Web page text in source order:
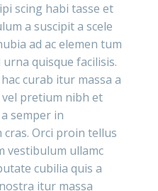
scing habi tasse et
a suscipit a scele
ad ac elemen tum
quisque facilisis.
curab itur massa a
pretium nibh et
semper in
Orci proin tellus
vestibulum ullamc
cubilia quis a
itur massa